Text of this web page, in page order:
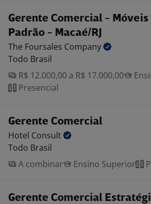
Gerente Comercial - Móveis
Padrão - Macaé/RJ
The Foursales Company
Todo Brasil
R$ 12.000,00 a R$ 17.000,00
Presencial
Gerente Comercial
Hotel Consult
Todo Brasil
A combinar
Ensino Superior
Gerente Comercial